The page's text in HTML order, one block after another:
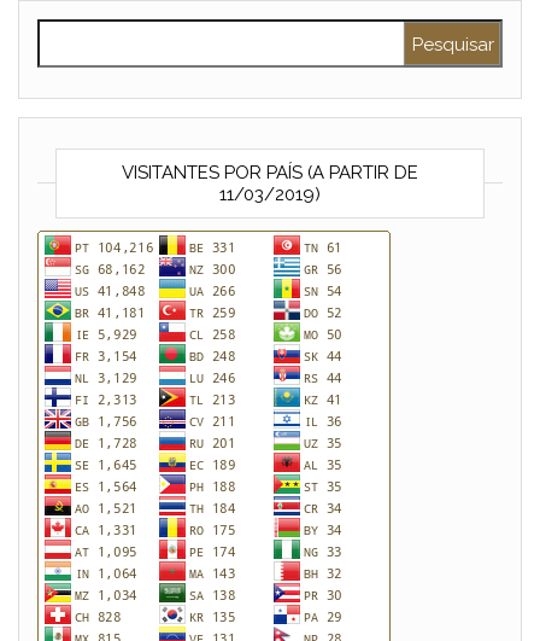
VISITANTES POR PAÍS (A PARTIR DE
11/03/2019)